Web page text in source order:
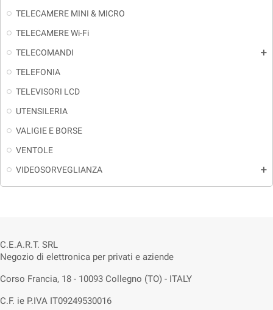
TELECAMERE MINI & MICRO
TELECAMERE Wi-Fi
TELECOMANDI
add
TELEFONIA
TELEVISORI LCD
UTENSILERIA
VALIGIE E BORSE
VENTOLE
VIDEOSORVEGLIANZA
add
C.E.A.R.T. SRL
Negozio di elettronica per privati e aziende
Corso Francia, 18 - 10093 Collegno (TO) - ITALY
C.F. ie P.IVA IT09249530016